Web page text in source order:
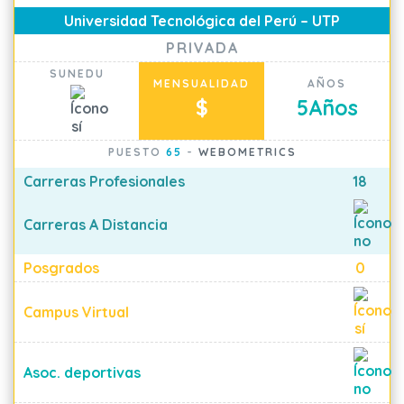
Universidad Tecnológica del Perú – UTP
PRIVADA
SUNEDU
MENSUALIDAD
$
AÑOS
5Años
PUESTO 65 - WEBOMETRICS
Carreras Profesionales 18
Carreras A Distancia
Posgrados 0
Campus Virtual
Asoc. deportivas